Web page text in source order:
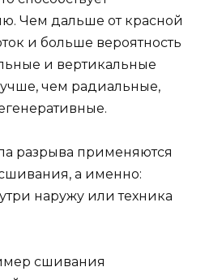
Чем дальше от красной
и больше вероятность
и вертикальные
чем радиальные,
разрыва применяются
а именно:
наружу или техника
сшивания